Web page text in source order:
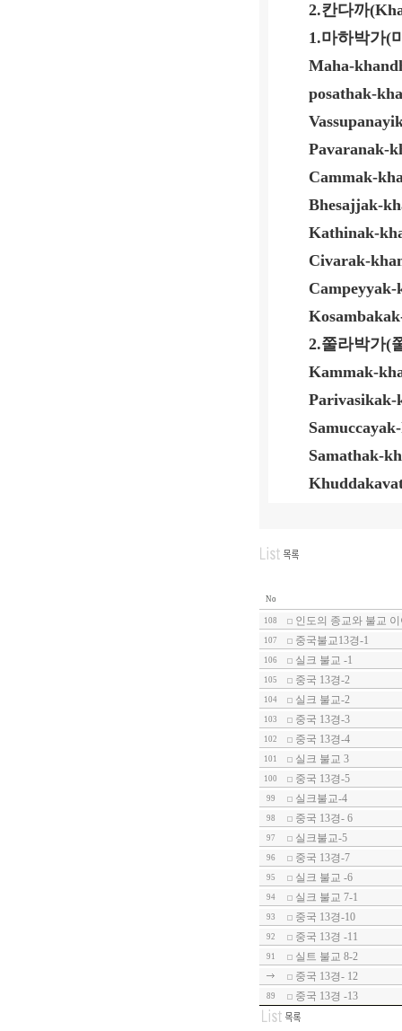
2.칸다까
1.마하박가(
Maha-
posathak-
Pavaranak-
Cammak-
Bhesajjak-
Kathinak-
Civarak-
2.쭐라박가(
Kammak-
Parivasikak-
Samathak-
No
108 인도의 종교와 불교
107 중국불교13경-1
106 실크 불교 -1
105 중국 13경-2
104 실크 불교-2
103 중국 13경-3
102 중국 13경-4
101 실크 불교 3
100 중국 13경-5
99 실크불교-4
98 중국 13경- 6
97 실크불교-5
96 중국 13경-7
95 실크 불교 -6
94 실크 불교 7-1
93 중국 13경-10
92 중국 13경 -11
91
실트 불교 8-2
중국 13경- 12
89 중국 13경 -13